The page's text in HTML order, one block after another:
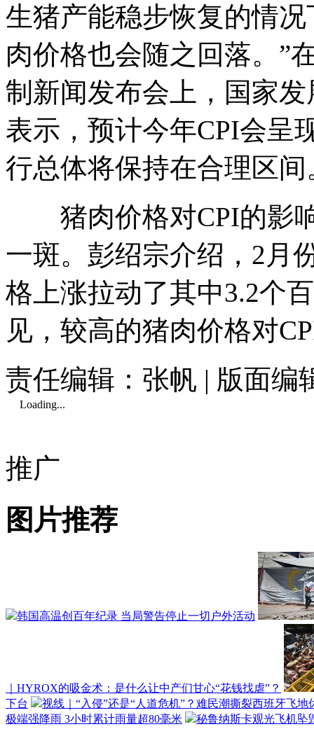
生猪产能稳步恢复的情
肉价格也会随之回落。”
制新闻发布会上，国家
表示，预计今年CPI会呈
行总体将保持在合理区间
猪肉价格对CPI的影响
一斑。彭绍宗介绍，2月
格上涨拉动了其中3.2个
见，较高的猪肉价格对
责任编辑：张帆 | 版面编
Loading...
推广
图片推荐
韩国高温创百年纪录 当局警告停止一切户外活动
｜HYROX的吸金术：是什么让中产们甘心“花钱找虐”？
下台
视线｜“入侵”还是“人道危机”？难民潮撕裂西班牙飞地
极端强降雨 3小时累计雨量超80毫米
秘鲁纳斯卡观光飞机坠